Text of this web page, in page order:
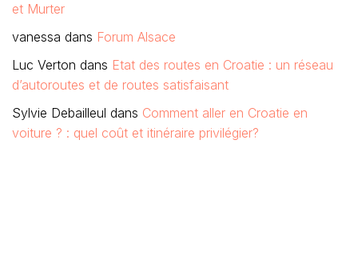
et Murter
vanessa dans Forum Alsace
Luc Verton dans Etat des routes en Croatie : un réseau
d’autoroutes et de routes satisfaisant
Sylvie Debailleul dans Comment aller en Croatie en
voiture ? : quel coût et itinéraire privilégier?